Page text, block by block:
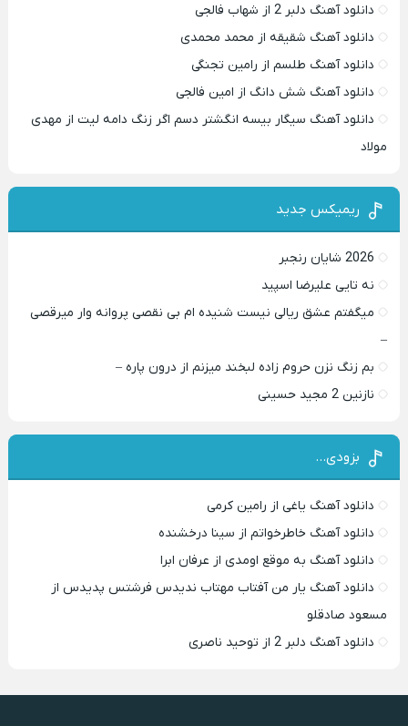
دانلود آهنگ دلبر 2 از شهاب فالجی
دانلود آهنگ شقیقه از محمد محمدی
دانلود آهنگ طلسم از رامین تجنگی
دانلود آهنگ شش دانگ از امین فالجی
دانلود آهنگ سیگار بیسه انگشتر دسم اگر زنگ دامه لیت از مهدی
مولاد
ریمیکس جدید
2026 شایان رنجبر
نه تایی علیرضا اسپید
میگفتم عشق ریالی نیست شنیده ام بی نقصی پروانه وار میرقصی
–
بم زنگ نزن حروم زاده لبخند میزنم از درون پاره –
نازنین 2 مجید حسینی
بزودی…
دانلود آهنگ یاغی از رامین کرمی
دانلود آهنگ خاطرخواتم از سینا درخشنده
دانلود آهنگ به موقع اومدی از عرفان ابرا
دانلود آهنگ یار من آفتاب مهتاب ندیدس فرشتس پدیدس از
مسعود صادقلو
دانلود آهنگ دلبر 2 از توحید ناصری